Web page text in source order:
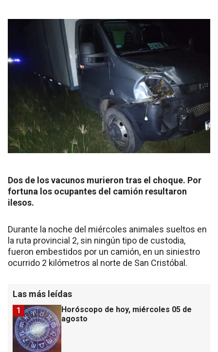
Dos de los vacunos murieron tras el choque. Por
fortuna los ocupantes del camión resultaron
ilesos.
Durante la noche del miércoles animales sueltos en
la ruta provincial 2, sin ningún tipo de custodia,
fueron embestidos por un camión, en un siniestro
ocurrido 2 kilómetros al norte de San Cristóbal.
Las más leídas
Horóscopo de hoy, miércoles 05 de
agosto
1